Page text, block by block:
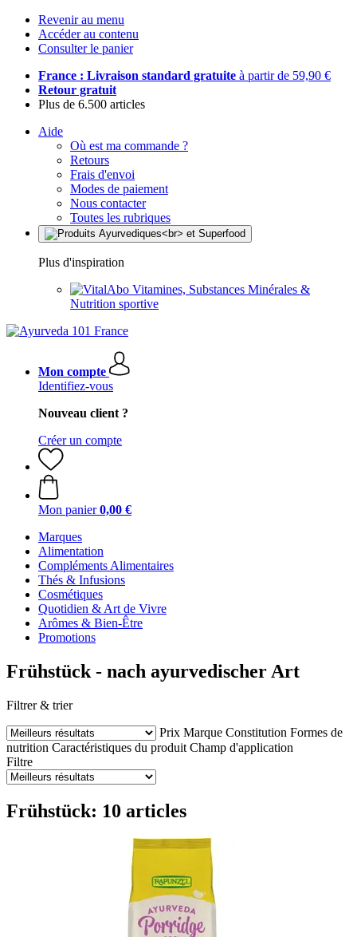
Revenir au menu
Accéder au contenu
Consulter le panier
France : Livraison standard gratuite à partir de 59,90 €
Retour gratuit
Plus de 6.500 articles
Aide
Où est ma commande ?
Retours
Frais d'envoi
Modes de paiement
Nous contacter
Toutes les rubriques
Plus d'inspiration
Vitamines, Substances Minérales &
Nutrition sportive
Mon compte
Identifiez-vous
Nouveau client ?
Créer un compte
Mon panier 0,00 €
Marques
Alimentation
Compléments Alimentaires
Thés & Infusions
Cosmétiques
Quotidien & Art de Vivre
Arômes & Bien-Être
Promotions
Frühstück - nach ayurvedischer Art
Filtrer & trier
Prix Marque Constitution Formes de
nutrition Caractéristiques du produit Champ d'application
Filtre
Frühstück: 10 articles